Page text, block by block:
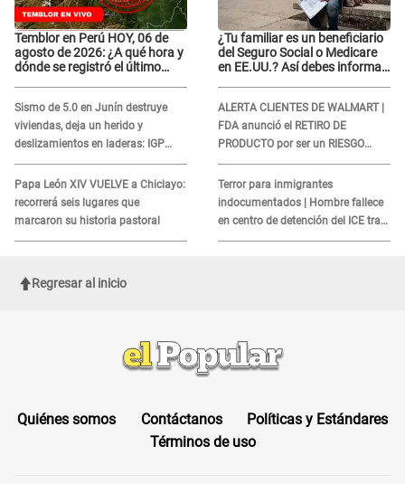
Temblor en Perú HOY, 06 de
agosto de 2026: ¿A qué hora y
dónde se registró el último
Sismo de 5.0 en Junín destruye
viviendas, deja un herido y
deslizamientos en laderas: IGP
alerta sobre posibles réplicas
Papa León XIV VUELVE a Chiclayo:
recorrerá seis lugares que
marcaron su historia pastoral
¿Tu familiar es un beneficiario
del Seguro Social o Medicare
en EE.UU.? Así debes informar
ALERTA CLIENTES DE WALMART |
FDA anunció el RETIRO DE
PRODUCTO por ser un RIESGO
MORTAL para consumidores: ¿Cuál
es?
Terror para inmigrantes
indocumentados | Hombre fallece
en centro de detención del ICE tras
sufrir una "emergencia médica"
Regresar al inicio
Quiénes somos Contáctanos
Políticas y Estándares
Términos de uso